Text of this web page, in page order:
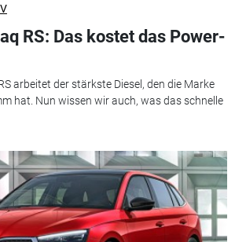
RS: Das kostet das Power-
arbeitet der stärkste Diesel, den die Marke
hat. Nun wissen wir auch, was das schnelle